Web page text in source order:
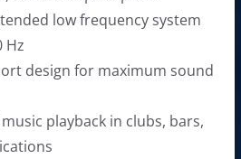
low frequency system
Hz
design for maximum sound
playback in clubs, bars,